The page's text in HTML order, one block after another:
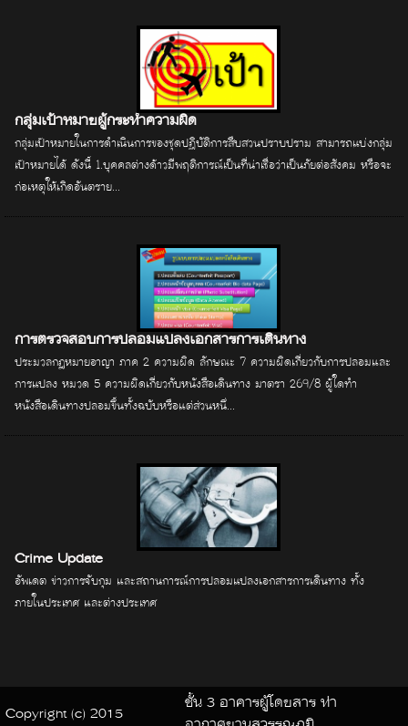
กลุ่มเป้าหมายผู้กระทำความผิด
กลุ่มเป้าหมายในการดำเนินการของชุดปฏิบัติการสืบสวนปราบปราม สามารถแบ่งกลุ่ม
เป้าหมายได้ ดังนี้ 1.บุคคลต่างด้าวมีพฤติการณ์เป็นที่น่าเชื่อว่าเป็นภัยต่อสังคม หรือจะ
ก่อเหตุให้เกิดอันตราย...
การตรวจสอบการปลอมแปลงเอกสารการเดินทาง
ประมวลกฎหมายอาญา ภาค 2 ความผิด ลักษณะ 7 ความผิดเกี่ยวกับการปลอมและ
การแปลง หมวด 5 ความผิดเกี่ยวกับหนังสือเดินทาง มาตรา 269/8 ผู้ใดทำ
หนังสือเดินทางปลอมขึ้นทั้งฉบับหรือแต่ส่วนหนึ่...
Crime Update
อัพเดต ข่าวการจับกุม และสถานการณ์การปลอมแปลงเอกสารการเดินทาง ทั้ง
ภายในประเทศ และต่างประเทศ
Copyright (c) 2015
ชั้น 3 อาคารผู้โดยสาร ท่า